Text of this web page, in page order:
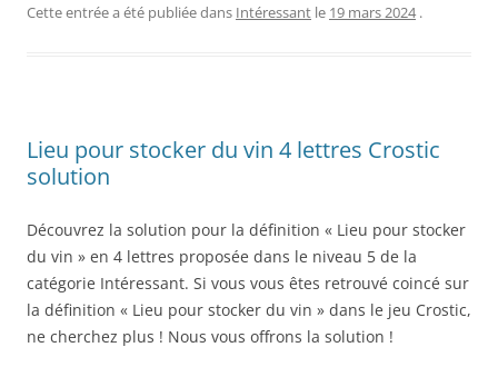
Cette entrée a été publiée dans Intéressant le 19 mars 2024 .
Lieu pour stocker du vin 4 lettres Crostic
solution
Découvrez la solution pour la définition « Lieu pour stocker
du vin » en 4 lettres proposée dans le niveau 5 de la
catégorie Intéressant. Si vous vous êtes retrouvé coincé sur
la définition « Lieu pour stocker du vin » dans le jeu Crostic,
ne cherchez plus ! Nous vous offrons la solution !